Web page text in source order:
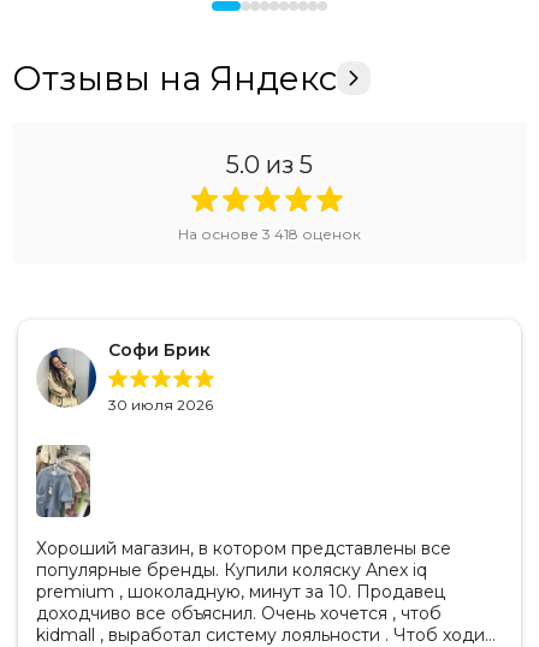
Отзывы на Яндекс
5.0 из 5
На основе 3 418 оценок
Софи Брик
30 июля 2026
Хороший магазин, в котором представлены все
популярные бренды. Купили коляску Anex iq
premium , шоколадную, минут за 10. Продавец
доходчиво все объяснил. Очень хочется , чтоб
kidmall , выработал систему лояльности . Чтоб ходить